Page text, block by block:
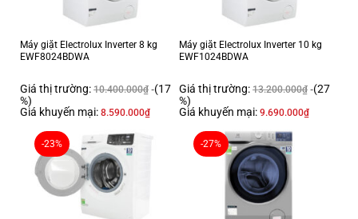
Máy giặt Electrolux Inverter 8 kg
EWF8024BDWA
Giá thị trường: 10.400.000₫ (17
%)
Giá khuyến mại: 8.590.000₫
Máy giặt Electrolux Inverter 10 kg
EWF1024BDWA
Giá thị trường: 13.200.000₫ (27
%)
Giá khuyến mại: 9.690.000₫
-23% -27%